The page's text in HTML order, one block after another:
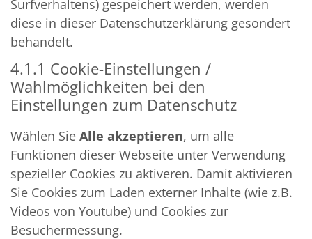
Surfverhaltens) gespeichert werden, werden
diese in dieser Datenschutzerklärung gesondert
behandelt.
4.1.1 Cookie-Einstellungen /
Wahlmöglichkeiten bei den
Einstellungen zum Datenschutz
Wählen Sie Alle akzeptieren, um alle
Funktionen dieser Webseite unter Verwendung
spezieller Cookies zu aktiveren. Damit aktivieren
Sie Cookies zum Laden externer Inhalte (wie z.B.
Videos von Youtube) und Cookies zur
Besuchermessung.